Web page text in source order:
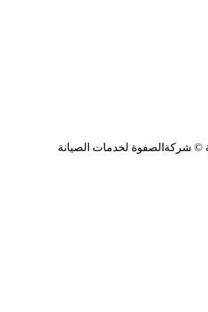
© شركةالصفوة لخدمات الصيانة